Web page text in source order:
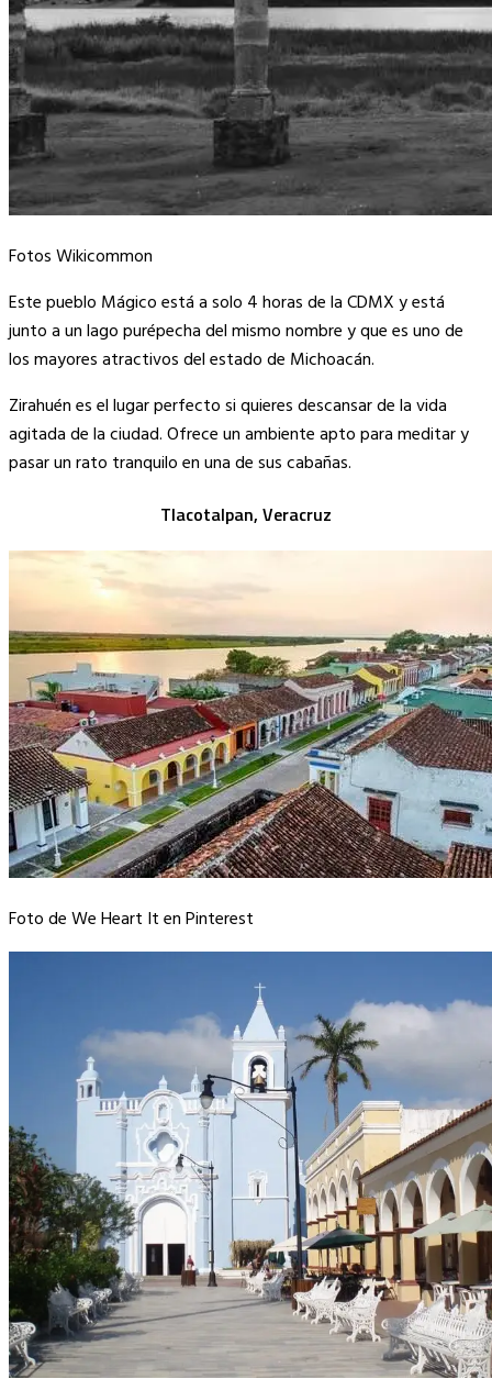
Fotos Wikicommon
Este pueblo Mágico está a solo 4 horas de la CDMX y está
junto a un lago purépecha del mismo nombre y que es uno de
los mayores atractivos del estado de Michoacán.
Zirahuén es el lugar perfecto si quieres descansar de la vida
agitada de la ciudad. Ofrece un ambiente apto para meditar y
pasar un rato tranquilo en una de sus cabañas.
Tlacotalpan, Veracruz
Foto de We Heart It en Pinterest